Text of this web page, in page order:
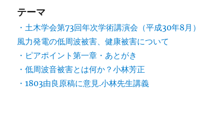
テーマ
・土木学会第73回年次学術講演会（平成30年8月）
風力発電の低周波被害、健康被害について
・ピアポイント第一章・あとがき
・低周波音被害とは何か？小林芳正
・1803由良原稿に意見.小林先生講義